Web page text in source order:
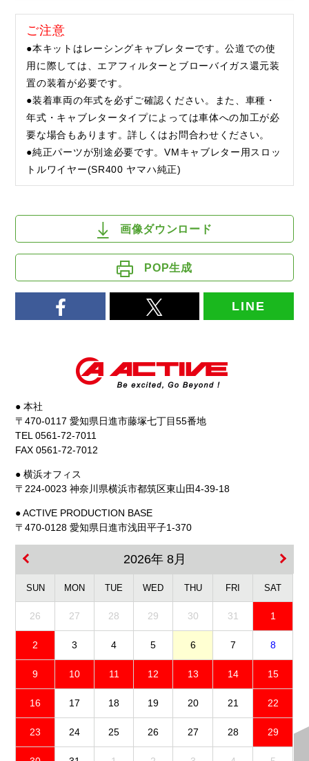
ご注意
●本キットはレーシングキャブレターです。公道での使
用に際しては、エアフィルターとブローバイガス還元装
置の装着が必要です。
●装着車両の年式を必ずご確認ください。また、車種・
年式・キャブレタータイプによっては車体への加工が必
要な場合もあります。詳しくはお問合わせください。
●純正パーツが別途必要です。VMキャブレター用スロッ
トルワイヤー(SR400 ヤマハ純正)
画像ダウンロード
POP生成
LINE
● 本社
〒470-0117 愛知県日進市藤塚七丁目55番地
TEL 0561-72-7011
FAX 0561-72-7012
● 横浜オフィス
〒224-0023 神奈川県横浜市都筑区東山田4-39-18
● ACTIVE PRODUCTION BASE
〒470-0128 愛知県日進市浅田平子1-370
2026年 8月
SUN MON TUE WED THU FRI SAT
26 27 28 29 30 31 1
2 3 4 5 6 7 8
9 10 11 12 13 14 15
16 17 18 19 20 21 22
23 24 25 26 27 28 29